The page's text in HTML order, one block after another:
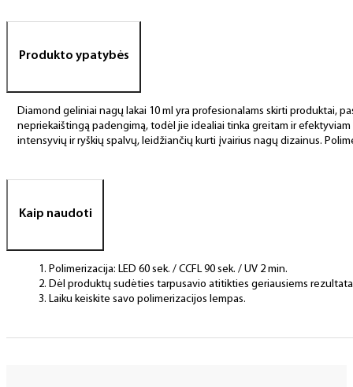
Produkto ypatybės
Diamond geliniai nagų lakai 10 ml yra profesionalams skirti produktai,
nepriekaištingą padengimą, todėl jie idealiai tinka greitam ir
intensyvių ir ryškių spalvų, leidžiančių kurti įvairius nagų dizainus.
Kaip naudoti
Polimerizacija: LED 60 sek. / CCFL 90 sek. / UV 2 min.
Dėl produktų sudėties tarpusavio atitikties geriausiems
Laiku keiskite savo polimerizacijos lempas.